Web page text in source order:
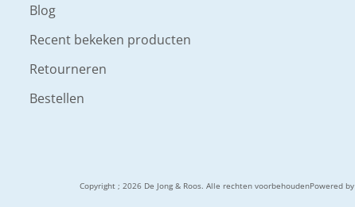
Blog
Recent bekeken producten
Retourneren
Bestellen
Copyright ; 2026 De Jong & Roos. Alle rechten voorbehoudenPowered by